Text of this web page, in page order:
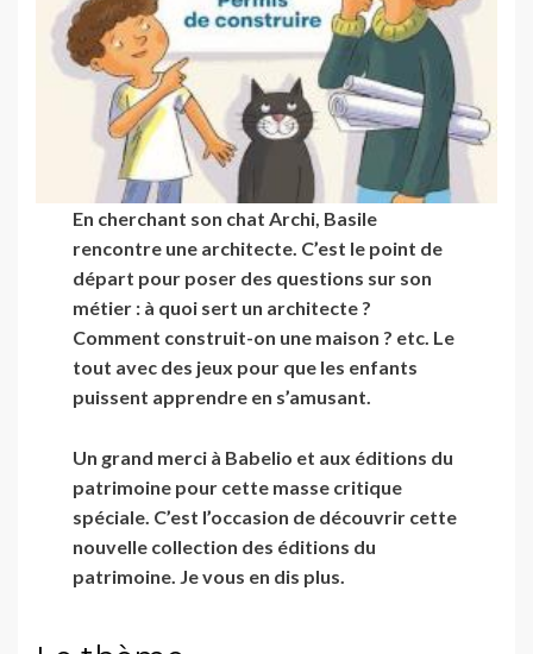
En cherchant son chat Archi, Basile
rencontre une architecte. C’est le point de
départ pour poser des questions sur son
métier : à quoi sert un architecte ?
Comment construit-on une maison ? etc. Le
tout avec des jeux pour que les enfants
puissent apprendre en s’amusant.
Un grand merci à Babelio et aux éditions du
patrimoine pour cette masse critique
spéciale. C’est l’occasion de découvrir cette
nouvelle collection des éditions du
patrimoine. Je vous en dis plus.